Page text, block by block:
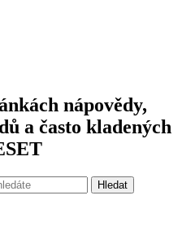
nápovědy,
a často kladených
Hledat